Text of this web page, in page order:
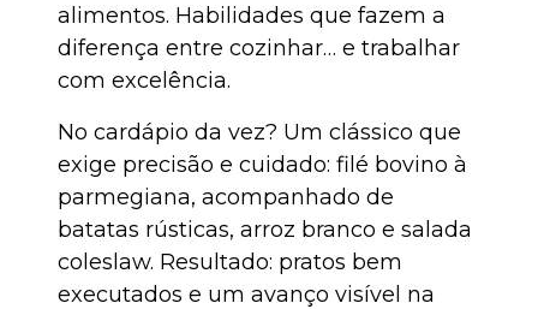
alimentos. Habilidades que fazem a
diferença entre cozinhar… e trabalhar
com excelência.
No cardápio da vez? Um clássico que
exige precisão e cuidado: filé bovino à
parmegiana, acompanhado de
batatas rústicas, arroz branco e salada
coleslaw. Resultado: pratos bem
executados e um avanço visível na